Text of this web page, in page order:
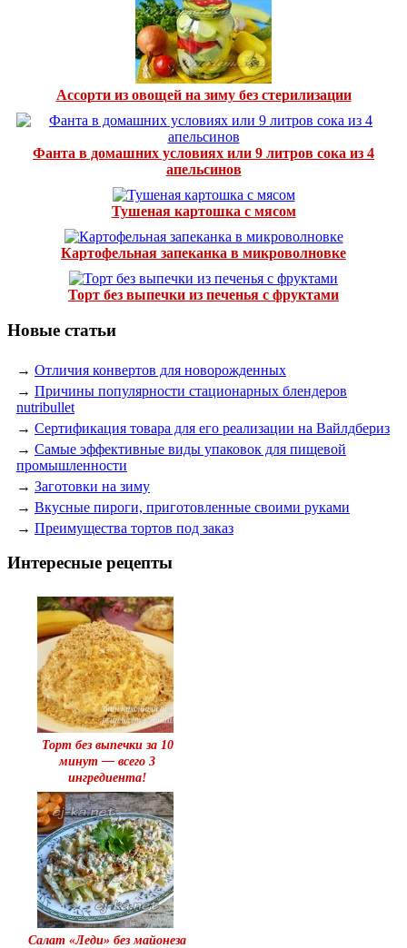
Ассорти из овощей на зиму без стерилизации
Фанта в домашних условиях или 9 литров сока из 4
апельсинов
Тушеная картошка с мясом
Картофельная запеканка в микроволновке
Торт без выпечки из печенья с фруктами
Новые статьи
→ Отличия конвертов для новорожденных
→ Причины популярности стационарных блендеров
nutribullet
→ Сертификация товара для его реализации на Вайлдбериз
→ Самые эффективные виды упаковок для пищевой
промышленности
→ Заготовки на зиму
→ Вкусные пироги, приготовленные своими руками
→ Преимущества тортов под заказ
Интересные рецепты
Торт без выпечки за 10
минут — всего 3
ингредиента!
Салат «Леди» без майонеза